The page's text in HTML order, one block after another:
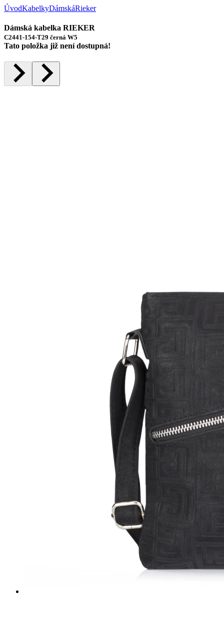
ÚvodKabelkyDámskáRieker
Dámská kabelka RIEKER
C2441-154-T29 černá W5
Tato položka již není dostupná!